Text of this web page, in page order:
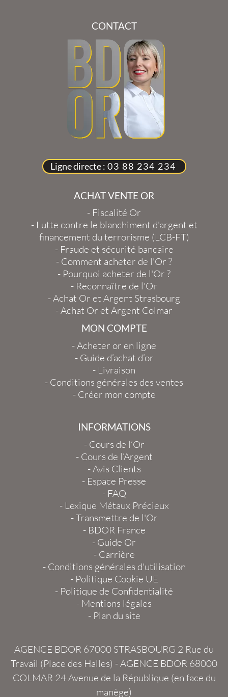
CONTACT
Ligne directe : 03 88 234 234
ACHAT VENTE OR
- Fiscalité Or
- Lutte contre le blanchiment d'argent et
financement du terrorisme (LCB-FT)
- Fraude et sécurité bancaire
- Comment acheter de l'Or ?
- Pourquoi acheter de l'Or ?
- Reconnaître de l'Or
-Achat Or et Argent Strasbourg
-Achat Or et Argent Colmar
MON COMPTE
-Acheter or en ligne
- Guide d’achat d’or
- Livraison
- Conditions générales des ventes
- Créer mon compte
INFORMATIONS
- Cours de l’Or
- Cours de l’Argent
-Avis Clients
- Espace Presse
- FAQ
- Lexique Métaux Précieux
-Transmettre de l'Or
- BDOR France
- Guide Or
- Carrière
- Conditions générales d'utilisation
- Politique Cookie UE
- Politique de Confidentialité
- Mentions légales
- Plan du site
AGENCE BDOR 67000 STRASBOURG 2 Rue du
Travail (Place des Halles) -AGENCE BDOR 68000
COLMAR 24 Avenue de la République (en face du
manège)